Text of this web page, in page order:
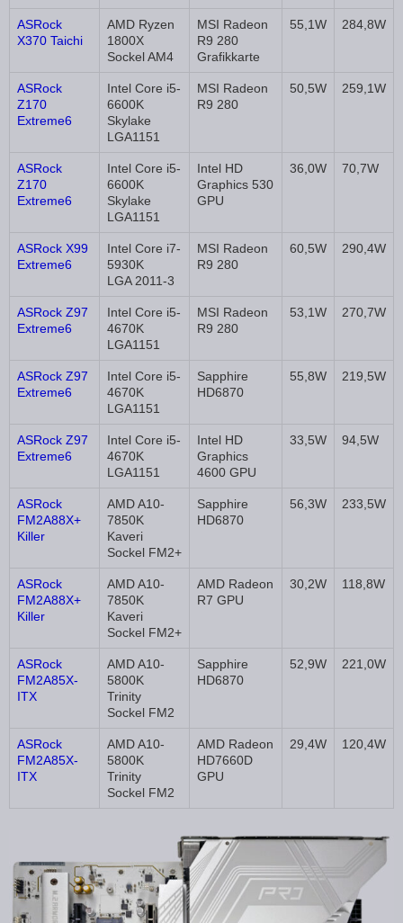
ASRock
X370 Taichi
AMD Ryzen
1800X
Sockel AM4
MSI Radeon
R9 280
Grafikkarte
55,1W 284,8W
ASRock
Z170
Extreme6
Intel Core i5-
6600K
Skylake
LGA1151
MSI Radeon
R9 280
50,5W 259,1W
ASRock
Z170
Extreme6
Intel Core i5-
6600K
Skylake
LGA1151
Intel HD
Graphics 530
GPU
36,0W 70,7W
ASRock X99
Extreme6
Intel Core i7-
5930K
LGA 2011-3
MSI Radeon
R9 280
60,5W 290,4W
ASRock Z97
Extreme6
Intel Core i5-
4670K
LGA1151
MSI Radeon
R9 280
53,1W 270,7W
ASRock Z97
Extreme6
Intel Core i5-
4670K
LGA1151
Sapphire
HD6870
55,8W 219,5W
ASRock Z97
Extreme6
Intel Core i5-
4670K
LGA1151
Intel HD
Graphics
4600 GPU
33,5W 94,5W
ASRock
FM2A88X+
Killer
AMD A10-
7850K
Kaveri
Sockel FM2+
Sapphire
HD6870
56,3W 233,5W
ASRock
FM2A88X+
Killer
AMD A10-
7850K
Kaveri
Sockel FM2+
AMD Radeon
R7 GPU
30,2W 118,8W
ASRock
FM2A85X-
ITX
AMD A10-
5800K
Trinity
Sockel FM2
Sapphire
HD6870
52,9W 221,0W
ASRock
FM2A85X-
ITX
AMD A10-
5800K
Trinity
Sockel FM2
AMD Radeon
HD7660D
GPU
29,4W 120,4W